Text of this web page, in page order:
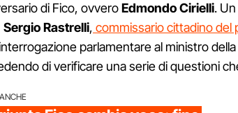
di Fico, ovveroEdmondo Cirielli.
Sergio Rastrelli, commissario cittadino del
parlamentare al ministro della
di verificare una serie di questioni